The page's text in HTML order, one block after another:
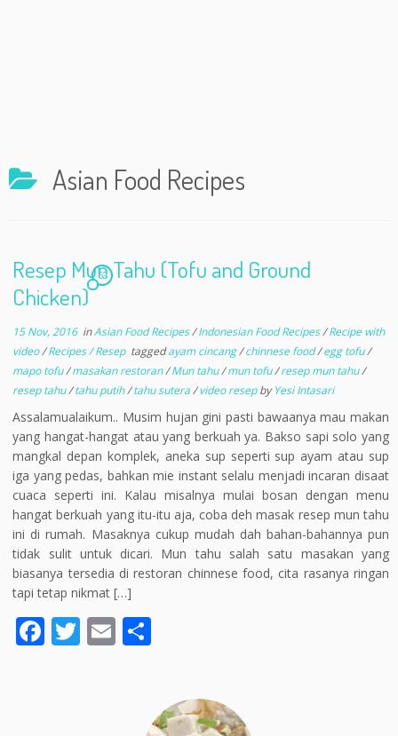
Asian Food Recipes
Resep Mun Tahu (Tofu and Ground
Chicken)
52
15 Nov, 2016inAsian Food Recipes/Indonesian Food Recipes/Recipe with
video/Recipes / Resep taggedayam cincang/chinnese food/egg tofu/
mapo tofu/masakan restoran/Mun tahu/mun tofu/resep mun tahu/
resep tahu/tahu putih/tahu sutera/video resepbyYesi Intasari
Assalamualaikum.. Musim hujan gini pasti bawaanya mau makan
yang hangat-hangat atau yang berkuah ya. Bakso sapi solo yang
mangkal depan komplek, aneka sup seperti sup ayam atau sup
iga yang pedas, bahkan mie instant selalu menjadi incaran disaat
cuaca seperti ini. Kalau misalnya mulai bosan dengan menu
hangat berkuah yang itu-itu aja, coba deh masak resep mun tahu
ini di rumah. Masaknya cukup mudah dah bahan-bahannya pun
tidak sulit untuk dicari. Mun tahu salah satu masakan yang
biasanya tersedia di restoran chinnese food, cita rasanya ringan
tapi tetap nikmat […]
F T E
e